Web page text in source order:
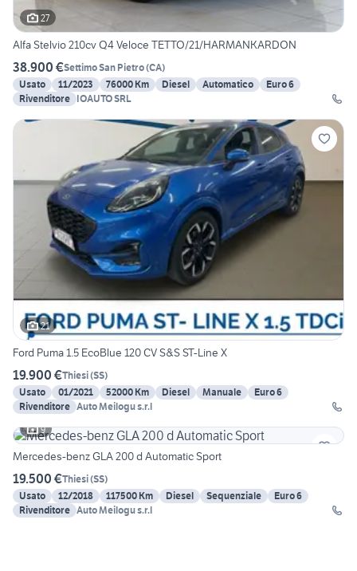
27
Alfa Stelvio 210cv Q4 Veloce TETTO/21/HARMANKARDON
38.900 €Settimo San Pietro(CA)
Usato
11/2023 76000 Km Diesel Automatico
Euro 6
Rivenditore IOAUTO SRL
21
Ford Puma 1.5 EcoBlue 120 CV S&S ST-Line X
19.900 €Thiesi(SS)
Usato
01/2021 52000 Km Diesel Manuale
Euro 6
Rivenditore Auto Meilogu s.r.l
9
Mercedes-benz GLA 200 d Automatic Sport
19.500 €Thiesi(SS)
Usato
12/2018 117500 Km Diesel Sequenziale
Euro 6
Rivenditore Auto Meilogu s.r.l